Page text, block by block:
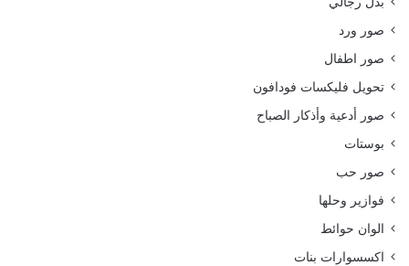
صور ورد
صور اطفال
تحويل فليكسات فودافون
صور أدعية وأذكار الصباح
بوستات
صور حب
فوازير وحلها
الوان حوائط
اكسسوارات بنات